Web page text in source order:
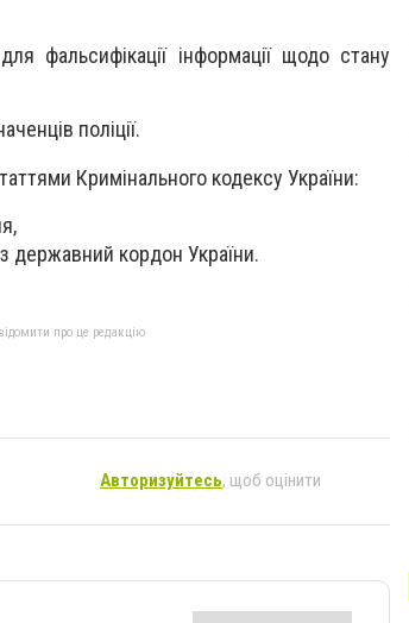
фальсифікації інформації щодо стану
поліції.
Кримінального кодексу України:
державний кордон України.
про це редакцію
Авторизуйтесь, щоб оцінити